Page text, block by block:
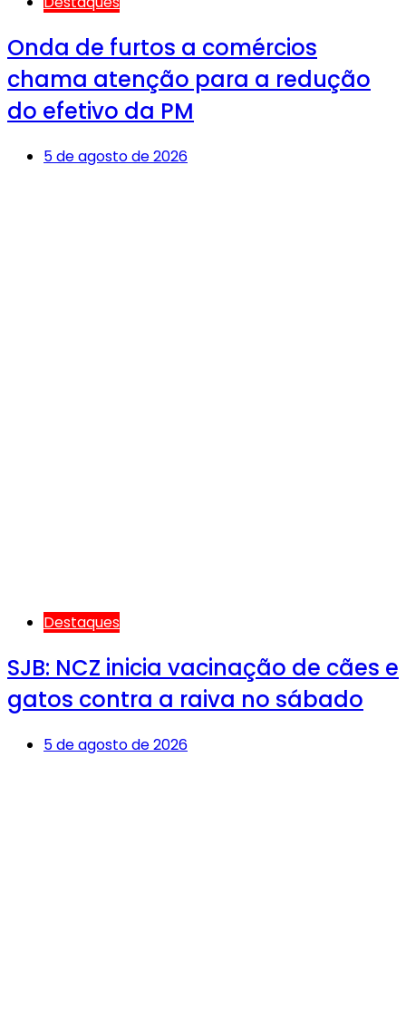
Onda de furtos a comércios
chama atenção para a redução
do efetivo da PM
5 de agosto de 2026
Destaques
SJB: NCZ inicia vacinação de cães e
gatos contra a raiva no sábado
5 de agosto de 2026